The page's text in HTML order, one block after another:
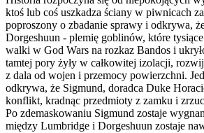
ktoś lub coś uszkadza ściany w piwnicach
poproszony o zbadanie sprawy i odkrywa,
Dorgeshuun - plemię goblinów, które
walki w God Wars na rozkaz Bandos i
tamtej pory żyły w całkowitej izolacji,
z dala od wojen i przemocy powierzchni.
odkrywa, że Sigmund, doradca Duke
konflikt, kradnąc przedmioty z zamku i
Po zdemaskowaniu Sigmund zostaje
między Lumbridge i Dorgeshuun zostaje